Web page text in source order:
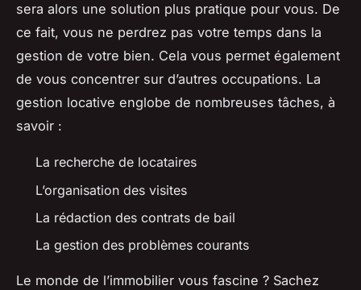
sera alors une solution plus pratique pour vous. De
ce fait, vous ne perdrez pas votre temps dans la
gestion de votre bien. Cela vous permet également
de vous concentrer sur d’autres occupations. La
gestion locative englobe de nombreuses tâches, à
savoir :
La recherche de locataires
L’organisation des visites
La rédaction des contrats de bail
La gestion des problèmes courants
Le monde de l’immobilier vous fascine ? Sachez